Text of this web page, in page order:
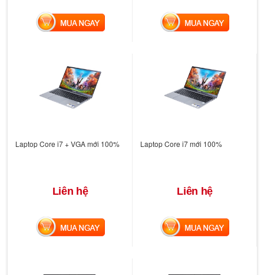
MUA NGAY MUA NGAY
Laptop Core i7 + VGA mới 100%
Liên hệ
MUA NGAY
Laptop Core i7 mới 100%
Liên hệ
MUA NGAY